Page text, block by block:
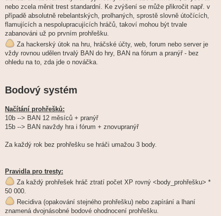
nebo zcela měnit trest standardní. Ke zvýšení se může přikročit např. v
případě absolutně rebelantských, prolhaných, sprostě slovně útočících,
flamujících a nespolupracujících hráčů, takoví mohou být trvale
zabanováni už po prvním prohřešku.
Za hackerský útok na hru, hráčské účty, web, forum nebo server je
vždy rovnou udělen trvalý BAN do hry, BAN na fórum a pranýř - bez
ohledu na to, zda jde o nováčka.
Bodový systém
Načítání prohřešků:
10b --> BAN 12 měsíců + pranýř
15b --> BAN navždy hra i fórum + znovupranýř
Za každý rok bez prohřešku se hráči umažou 3 body.
Pravidla pro tresty:
Za každý prohřešek hráč ztratí počet XP rovný <body_prohřešku> *
50 000.
Recidiva (opakování stejného prohřešku) nebo zapírání a lhaní
znamená dvojnásobné bodové ohodnocení prohřešku.